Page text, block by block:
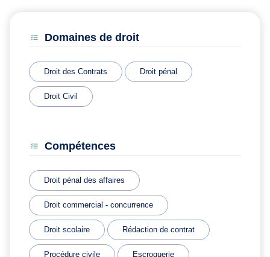
Domaines de droit
Droit des Contrats Droit pénal
Droit Civil
Compétences
Droit pénal des affaires
Droit commercial - concurrence
Droit scolaire Rédaction de contrat
Procédure civile Escroquerie